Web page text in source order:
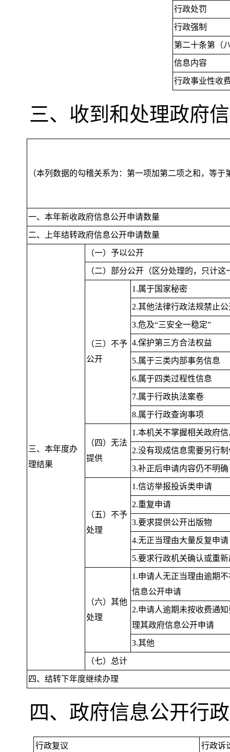
行政处罚
行政强制
第二十条第（
信息内容
行政事业性收
三、收到和处理政府
（本列数据的勾稽关系为：第一项加第二项之和 ，等于
一、本年新收政府信息公开申请数量
二、上年结转政府信息公开申请数量
三、本年度办
理结果
（一）予以公开
（二）部分公开（区分处理的， 只计这
（三）不予
公开
1.属于国家秘密
2.其他法律行政法规禁止
3.危及“三安全一稳定”
4.保护第三方合法权益
5.属于三类内部事务信息
6.属于四类过程性信息
7.属于行政执法案卷
8.属于行政查询事项
（四）无法
提供
1.本机关不掌握相关政府
2.没有现成信息需要另行
3.补正后申请内容仍不明确
（五）不予
处理
1.信访举报投诉类申请
2.重复申请
3.要求提供公开出版物
4.无正当理由大量反复申请
5.要求行政机关确认或重
（六）其他
处理
1.申请人无正当理由逾期
信息公开申请
2.申请人逾期未按收费通
理其政府信息公开申请
3.其他
（七）总计
四、结转下年度继续办理
四、政府信息公开行
行政复议 行政诉